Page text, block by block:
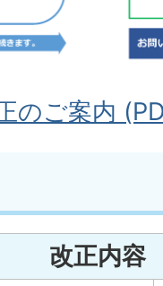
のご案内
改正内容